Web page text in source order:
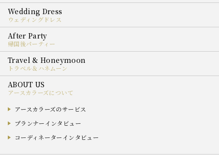
ウェディングドレス
帰国後パーティー
トラベル＆ハネムーン
アースカラーズについて
アースカラーズのサービス
プランナーインタビュー
コーディネーターインタビュー